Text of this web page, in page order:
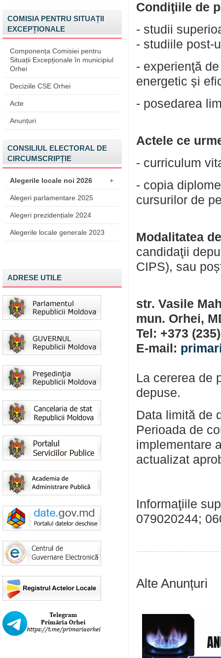
COMISIA PENTRU SITUAȚII
EXCEPȚIONALE
Componența Comisiei pentru
Situații Excepționale în municipiul
Orhei
Deciziile CSE Orhei
Acte
Anunțuri
CONSILIUL ELECTORAL DE
CIRCUMSCRIPȚIE
Alegerile locale noi 2026 +
Alegeri parlamentare 2025
Alegeri prezidențiale 2024
Alegerile locale generale 2023
ADRESE UTILE
Condiţiile de
- studii
- studiile post-
- experienţă
energetic și
- posedarea
Actele ce
- curriculum
- copia
cursurilor de
Modalitatea
candidaţii
CIPS), sau
str. Vasile
mun. Orhei,
Tel: +373
E-mail:
La cererea de
depuse.
Data limită de
Perioada de
implementare
actualizat
Informaţiile
079020244;
Alte Anunțuri